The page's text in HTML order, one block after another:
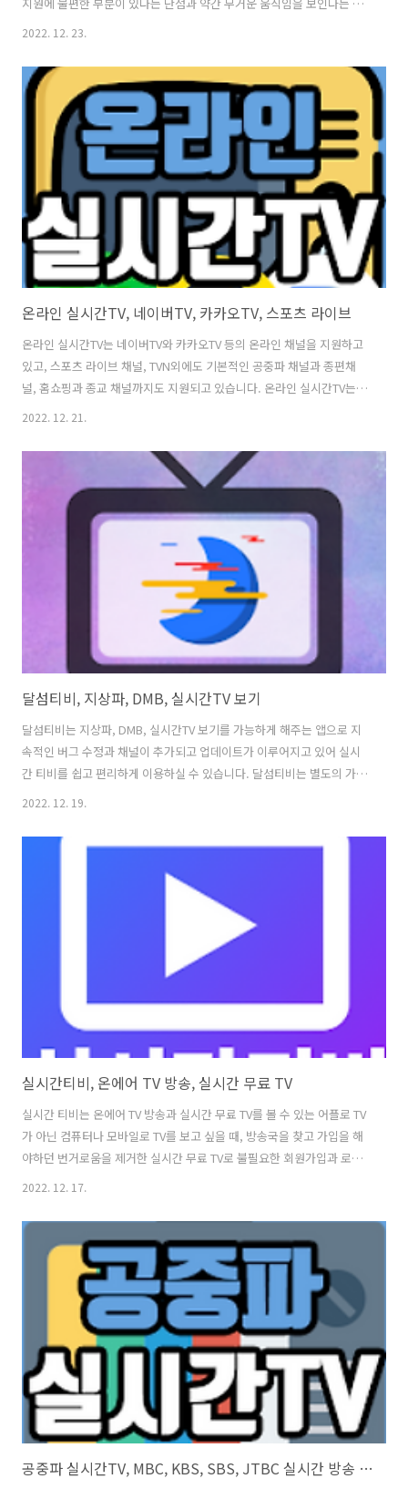
견도 있어 아쉽다는 평가도 있습니다. 실시간 티비 앱을 사용하면 실시간
통해 이용이 간편하다는 특징을 갖추고 있습니다. 실시간티비TV, 무료
온에어, 해외 스포츠 중계 및 최신 드라마 영화 예능 스포츠 등의 다시 보
기를 무제한으로 즐길 수 있으며, 무료 영화, 한국영화, 외국영화, 최신영
화, 인기영화, 추천영화등 무료로 시청 가능 합니다 또한 개인방송 등 실
시간 TV를 무료로 볼 수 있고, 매일 매일 업데이트 되는 채널 ..
2022. 12. 23.
온라인 실시간TV, 네이버TV, 카카오TV, 스포츠 라이브
온라인 실시간TV는 네이버TV와 카카오TV 등의 온라인 채널을 지원하고
있고, 스포츠 라이브 채널, TVN외에도 기본적인 공중파 채널과 종편채
널, 홈쇼핑과 종교 채널까지도 지원되고 있습니다. 온라인 실시간TV는
모바일 기기의 스마트폰에서 편하게 네이버TV, 카카오TV, 공중파, 스포
고 있습니다. 또, 해외채널도 지원되는데 BBC영국, SKYNews영국,
CNN미국, NASA미국, FOX미국, RAI이탈리아, TVI포루투갈, ATM폴란
드, Antena3스페인, TF1프랑스, Das Frste독일, Yle TV1핀란드, CCTV
중국, NHK World, 日テレ일본, VGTRK러시아, FOROtv멕시코, RTM
2022. 12. 21.
달섬티비, 지상파, DMB, 실시간TV 보기
달섬티비는 지상파, DMB, 실시간TV 보기를 가능하게 해주는 앱으로 지
속적인 버그 수정과 채널이 추가되고 업데이트가 이루어지고 있어 실시
간 티비를 쉽고 편리하게 이용하실 수 있습니다. 달섬티비는 별도의 가입
를 시청 하실 수 있도록 갖추고 있습니다. 특별한 제약은 없지만 5G, 와
나가므로 고려해야 할것 같습니다. 1. 달섬티비, 지상파, DMB, 실시간TV
보기 버전 1.0.6 업데이트 날짜 2022. 10. 16. 필요한 Android 버전 5.0
2022. 12. 19.
실시간티비, 온에어 TV 방송, 실시간 무료 TV
실시간 티비는 온에어 TV 방송과 실시간 무료 TV를 볼 수 있는 어플로 TV
가 아닌 컴퓨터나 모바일로 TV를 보고 싶을 때, 방송국을 찾고 가입을 해
야하던 번거로움을 제거한 실시간 무료 TV로 불필요한 회원가입과 로그
인 없이 터치 몇 번으로 쉽고 빠르게 실시간 TV 시청이 가능합니다. 실시
송국을 선택하시면 실시간 TV부터 영화, 예능, 애니까지 여러 방송을 감
상하실 수 있습니다. 역시나 간단한 주요 기능은 회원가입 없이 무료로
채널 시청 가능 그리고 다양한 지상파, 종편, 케이블 채널 시청 가능하다
는 부분과 즐겨찾기 채널 기능과 전체 화면 모드로 채널 시청 가능하다는
장점외에도 동영상 플레이어같은 좌우 제스처로 볼륨, 화면 밝기..
2022. 12. 17.
공중파 실시간TV, MBC, KBS, SBS, JTBC 실시간 방송 보기